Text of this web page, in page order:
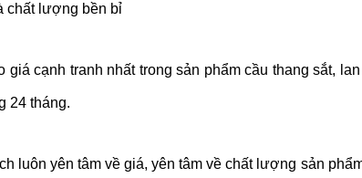
chất lượng bền bỉ
giá cạnh tranh nhất trong sản phẩm cầu thang sắt,
24 tháng.
luôn yên tâm về giá, yên tâm về chất lượng sản